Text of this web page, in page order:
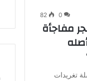
0
82
مفاجأة
تغريدات